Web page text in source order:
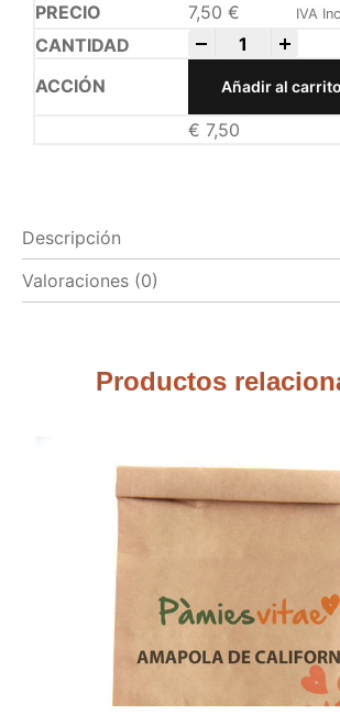
7,50€ IVA
Añadir al carrito
€ 7,50
Descripción
Valoraciones (0)
Productos